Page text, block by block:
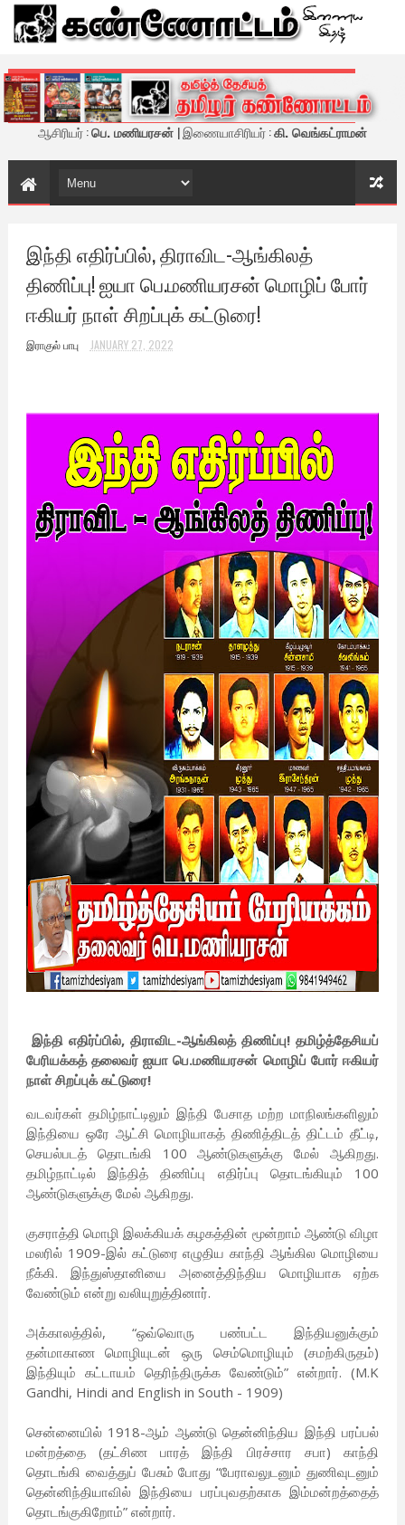
கண்ணோட்டம் - இணைய இதழ்
ஆசிரியர் :பெ. மணியரசன் | இணையாசிரியர் :கி. வெங்கட்ராமன்
இந்தி எதிர்ப்பில், திராவிட-ஆங்கிலத்
திணிப்பு! ஐயா பெ.மணியரசன் மொழிப் போர்
ஈகியர் நாள் சிறப்புக் கட்டுரை!
இராகுல் பாபு JANUARY 27, 2022
இந்தி எதிர்ப்பில், திராவிட-ஆங்கிலத் திணிப்பு! தமிழ்த்தேசியப்
பேரியக்கத் தலைவர் ஐயா பெ.மணியரசன் மொழிப் போர் ஈகியர்
நாள் சிறப்புக் கட்டுரை!
வடவர்கள் தமிழ்நாட்டிலும் இந்தி பேசாத மற்ற மாநிலங்களிலும்
இந்தியை ஒரே ஆட்சி மொழியாகத் திணித்திடத் திட்டம் தீட்டி,
செயல்படத் தொடங்கி 100 ஆண்டுகளுக்கு மேல் ஆகிறது.
தமிழ்நாட்டில் இந்தித் திணிப்பு எதிர்ப்பு தொடங்கியும் 100
ஆண்டுகளுக்கு மேல் ஆகிறது.
குசராத்தி மொழி இலக்கியக் கழகத்தின் மூன்றாம் ஆண்டு விழா
மலரில் 1909-இல் கட்டுரை எழுதிய காந்தி ஆங்கில மொழியை
நீக்கி. இந்துஸ்தானியை அனைத்திந்திய மொழியாக ஏற்க
வேண்டும் என்று வலியுறுத்தினார்.
அக்காலத்தில், “ஒவ்வொரு பண்பட்ட இந்தியனுக்கும்
தன்மாகாண மொழியுடன் ஒரு செம்மொழியும் (சமற்கிருதம்)
இந்தியும் கட்டாயம் தெரிந்திருக்க வேண்டும்” என்றார். (M.K
Gandhi, Hindi and English in South - 1909)
சென்னையில் 1918-ஆம் ஆண்டு தென்னிந்திய இந்தி பரப்பல்
மன்றத்தை (தட்சிண பாரத் இந்தி பிரச்சார சபா) காந்தி
தொடங்கி வைத்துப் பேசும் போது “பேராவலுடனும் துணிவுடனும்
தென்னிந்தியாவில் இந்தியை பரப்புவதற்காக இம்மன்றத்தைத்
தொடங்குகிறோம்” என்றார்.